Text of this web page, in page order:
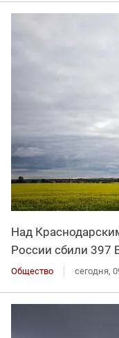
Над
России сбили 397
Общество сегодня,